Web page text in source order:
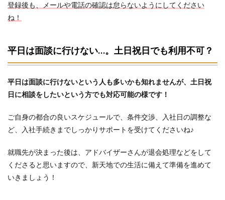
登録後も、メールや電話の確認は怠らないようにしてください
ね！
平日は面談に行けない…。土日祝日でも利用不可？
平日は面談に行けないという人も多いかも知れませんが、土日祝
日に相談をしたいという方でも対応可能の様です！
ご自身の都合の良いスケジュールで、条件交渉、入社日の調整な
ど、入社手続きまでしっかりサポートを受けてくださいね♪
就職先が決まった後は、アドバイザーさんが退会処理などをして
くださると思いますので、新天地での生活に備えて準備を進めて
いきましょう！